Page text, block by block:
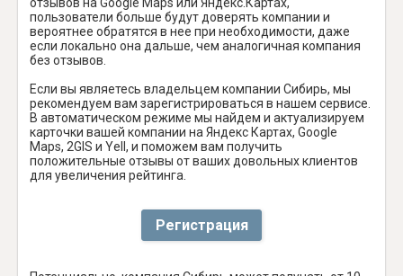
пользователи больше будут доверять компании и
вероятнее обратятся в нее при необходимости, даже
если локально она дальше, чем аналогичная компания
без отзывов.
Если вы являетесь владельцем компании Сибирь, мы
рекомендуем вам зарегистрироваться в нашем сервисе.
В автоматическом режиме мы найдем и актуализируем
карточки вашей компании на Яндекс Картах, Google
Maps, 2GIS и Yell, и поможем вам получить
положительные отзывы от ваших довольных клиентов
для увеличения рейтинга.
Регистрация